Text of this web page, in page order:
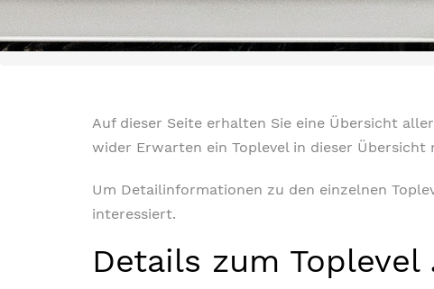
Auf dieser Seite erhalten Sie eine Übersicht
wider Erwarten ein Toplevel in dieser
Um Detailinformationen zu den einzelnen
interessiert.
Details zum Toplevel